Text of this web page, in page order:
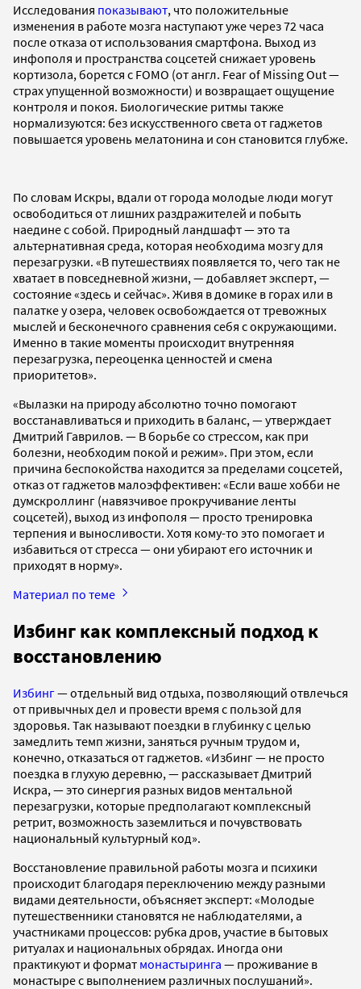
Исследования показывают, что положительные
изменения в работе мозга наступают уже через 72 часа
после отказа от использования смартфона. Выход из
инфополя и пространства соцсетей снижает уровень
кортизола, борется с FOMO (от англ. Fear of Missing Out —
страх упущенной возможности) и возвращает ощущение
контроля и покоя. Биологические ритмы также
нормализуются: без искусственного света от гаджетов
повышается уровень мелатонина и сон становится глубже.
По словам Искры, вдали от города молодые люди могут
освободиться от лишних раздражителей и побыть
наедине с собой. Природный ландшафт — это та
альтернативная среда, которая необходима мозгу для
перезагрузки. «В путешествиях появляется то, чего так не
хватает в повседневной жизни, — добавляет эксперт, —
состояние «здесь и сейчас». Живя в домике в горах или в
палатке у озера, человек освобождается от тревожных
мыслей и бесконечного сравнения себя с окружающими.
Именно в такие моменты происходит внутренняя
перезагрузка, переоценка ценностей и смена
приоритетов».
«Вылазки на природу абсолютно точно помогают
восстанавливаться и приходить в баланс, — утверждает
Дмитрий Гаврилов. — В борьбе со стрессом, как при
болезни, необходим покой и режим». При этом, если
причина беспокойства находится за пределами соцсетей,
отказ от гаджетов малоэффективен: «Если ваше хобби не
думскроллинг (навязчивое прокручивание ленты
соцсетей), выход из инфополя — просто тренировка
терпения и выносливости. Хотя кому-то это помогает и
избавиться от стресса — они убирают его источник и
приходят в норму».
Материал по теме
Избинг как комплексный подход к
восстановлению
Избинг— отдельный вид отдыха, позволяющий отвлечься
от привычных дел и провести время с пользой для
здоровья. Так называют поездки в глубинку с целью
замедлить темп жизни, заняться ручным трудом и,
конечно, отказаться от гаджетов. «Избинг — не просто
поездка в глухую деревню, — рассказывает Дмитрий
Искра, — это синергия разных видов ментальной
перезагрузки, которые предполагают комплексный
ретрит, возможность заземлиться и почувствовать
национальный культурный код».
Восстановление правильной работы мозга и психики
происходит благодаря переключению между разными
видами деятельности, объясняет эксперт: «Молодые
путешественники становятся не наблюдателями, а
участниками процессов: рубка дров, участие в бытовых
ритуалах и национальных обрядах. Иногда они
практикуют и формат монастыринга — проживание в
монастыре с выполнением различных послушаний».